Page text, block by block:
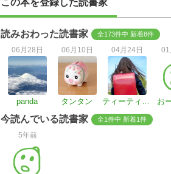
この本を登録した読書家
読みおわった読書家 全173件中 新着8件
06月28日
panda
06月10日
タンタン
04月24日
ティーティーウー
01
お
今読んでいる読書家 全1件中 新着1件
5年前